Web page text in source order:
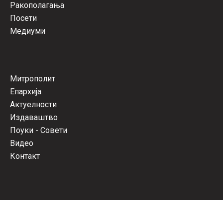
Ракополагања
Посети
Медиуми
Митрополит
Епархија
Актуелности
Издаваштво
Поуки - Совети
Видео
Контакт